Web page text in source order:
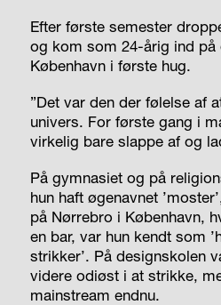
Efter første semester
og kom som 24-årig ind på
København i første hug.
”Det var den der følelse af
univers. For første gang i
virkelig bare slappe af og
På gymnasiet og på
hun haft øgenavnet
på Nørrebro i København,
en bar, var hun kendt som
strikker’. På designskolen
videre odiøst i at strikke,
mainstream endnu.